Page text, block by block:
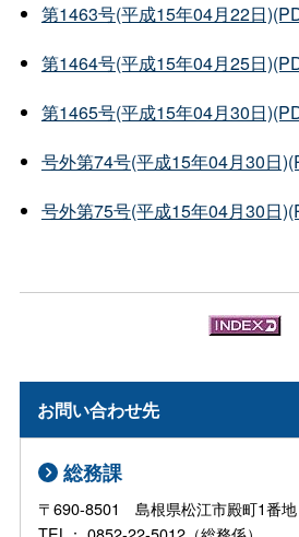
第1463号(平成15年04月22日
第1464号(平成15年04月25日
第1465号(平成15年04月30日
号外第74号(平成15年04月30日
号外第75号(平成15年04月30日
お問い合わせ先
総務課
〒690-8501 島根県松江市殿町1番地